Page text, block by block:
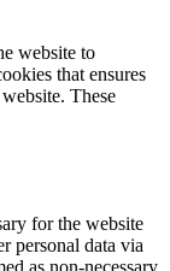
website to
that ensures
These
for the website
personal data via